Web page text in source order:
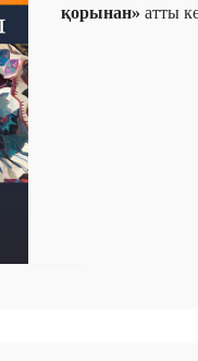
қорынан» атты